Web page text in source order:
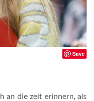
Save
an die zeit erinnern, als